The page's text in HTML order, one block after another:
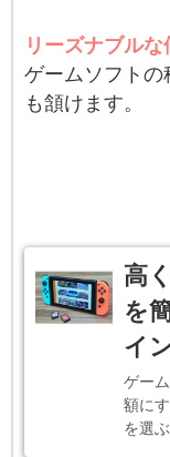
リーズナブルな
ゲームソフト
も頷けます。
高
を
イ
ゲー
額に
を選